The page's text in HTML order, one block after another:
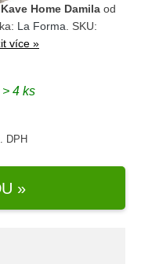
Home Damila od
La Forma . SKU:
více »
4 ks
DPH
»